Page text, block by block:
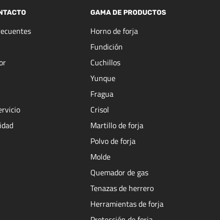
GAMA DE PRODUCTOS
Horno de forja
Fundición
Cuchillos
Yunque
Fragua
Crisol
Martillo de forja
Polvo de forja
Molde
Quemador de gas
Tenazas de herrero
Herramientas de forja